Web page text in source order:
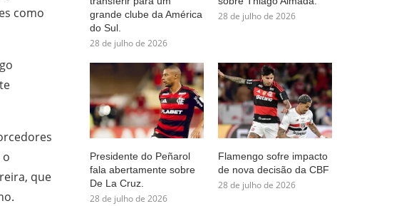
como
que
grande clube da América
do Sul.
28 de julho de 2026
28 de julho de 2026
Presidente do Peñarol
fala abertamente sobre
De La Cruz.
28 de julho de 2026
Flamengo sofre impacto
de nova decisão da CBF
28 de julho de 2026